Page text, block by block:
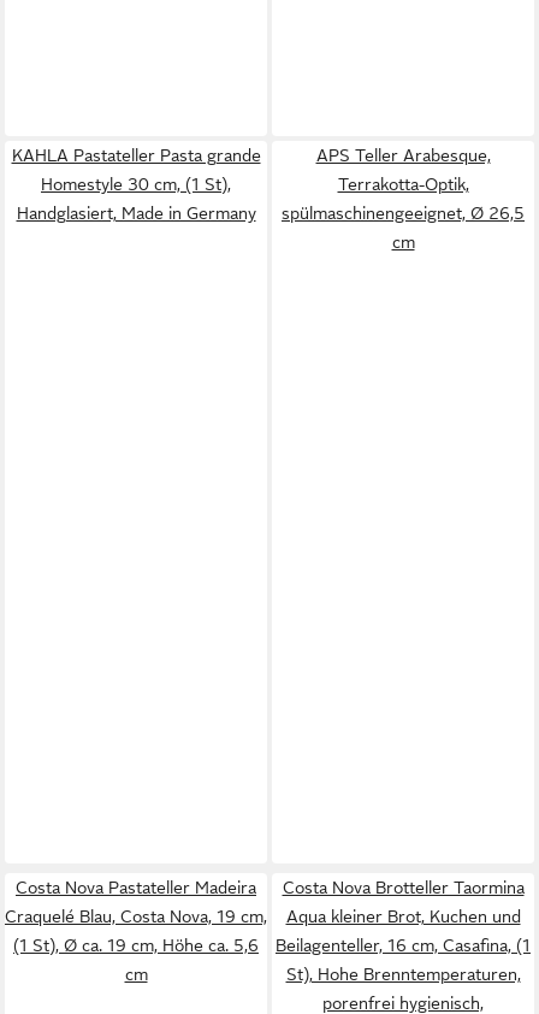
KAHLA Pastateller Pasta grande
Homestyle 30 cm, (1 St),
Handglasiert, Made in Germany
APS Teller Arabesque,
Terrakotta-Optik,
spülmaschinengeeignet, Ø 26,5
cm
Costa Nova Pastateller Madeira
Craquelé Blau, Costa Nova, 19 cm,
(1 St), Ø ca. 19 cm, Höhe ca. 5,6
cm
Costa Nova Brotteller Taormina
Aqua kleiner Brot, Kuchen und
Beilagenteller, 16 cm, Casafina, (1
St), Hohe Brenntemperaturen,
porenfrei hygienisch,